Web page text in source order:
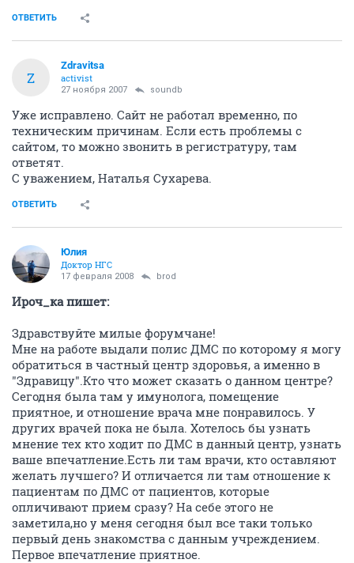
ОТВЕТИТЬ
Z
Zdravitsa
activist
27 ноября 2007 soundb
Уже исправлено. Сайт не работал временно, по
техническим причинам. Если есть проблемы с
сайтом, то можно звонить в регистратуру, там
ответят.
С уважением, Наталья Сухарева.
ОТВЕТИТЬ
Юлия
Доктор НГС
17 февраля 2008 brod
Ироч_ка пишет:
Здравствуйте милые форумчане!
Мне на работе выдали полис ДМС по которому я могу
обратиться в частный центр здоровья, а именно в
"Здравицу".Кто что может сказать о данном центре?
Сегодня была там у имунолога, помещение
приятное, и отношение врача мне понравилось. У
других врачей пока не была. Хотелось бы узнать
мнение тех кто ходит по ДМС в данный центр, узнать
ваше впечатление.Есть ли там врачи, кто оставляют
желать лучшего? И отличается ли там отношение к
пациентам по ДМС от пациентов, которые
опличивают прием сразу? На себе этого не
заметила,но у меня сегодня был все таки только
первый день знакомства с данным учреждением.
Первое впечатление приятное.